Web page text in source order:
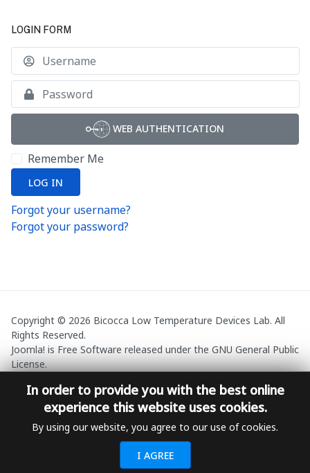
LOGIN FORM
WEB AUTHENTICATION
Remember Me
LOG IN
Forgot your username?
Forgot your password?
Copyright © 2026 Bicocca Low Temperature Devices Lab. All
Rights Reserved.
Joomla! is Free Software released under the GNU General Public
License.
In order to provide you with the best online
experience this website uses cookies.
By using our website, you agree to our use of cookies.
I AGREE